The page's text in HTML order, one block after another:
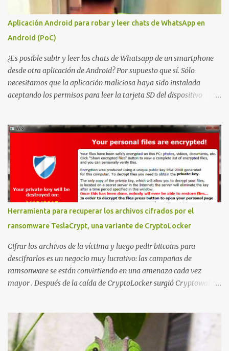
problema de autorización. La vulnerabilidad ha recibido una
puntuación CVSS 8.8 y ya dispone de un Proof of Concept público.
Lo interesante de Certighost no es únicamente la vulnerabilidad,
sino el objetivo final. Mientras muchos ataques contra AD CS
buscan obtener un certificado válido para ...
Aplicación Android para robar y leer chats de WhatsApp en
Android (PoC)
¿Es posible subir y leer los chats de Whatsapp de un smartphone
desde otra aplicación de Android? Por supuesto que sí. Sólo
necesitamos que la aplicación maliciosa haya sido instalada
aceptando los permisos para leer la tarjeta SD del dispositivo
montar nuestro propio Whatsapp Stealer y ahora Bas Bosschert
ha publicado una PoC con unas pocas modificaciones. Para
empezar con la prueba de concepto ( y ojo que digo PoC que nos
conocemos ;) ) tenemos que publicar en nuestro webserver un php
para subir las bases de datos de Whatsapp: <?php // Upload script
to upload Whatsapp database // This script is for testing purposes
only. $uploaddir = "/tmp/whatsapp/"; if ($_FILES["file"]["error"]
> 0) { echo "Error: " . $_FILES["file"]["error"] . "<br>"; } else {
echo "Upload: " ....
Herramienta para recuperar los archivos cifrados por el
ransomware TeslaCrypt, una variante de CryptoLocker
Cifrar los archivos de la víctima y luego pedir bitcoins para
descifrarlos es un negocio muy lucrativo: las campañas de
ramsonware se están convirtiendo en una amenaza cada vez
mayor . Después de la caída de CryptoLocker surgió Cryptowall,
numerosas. Una de las últimas variantes se llama TeslaCrypt y
parece ser un derivado del ransomware CryptoLocker original .
Este ransomware está dirigido específicamente a gamers y,